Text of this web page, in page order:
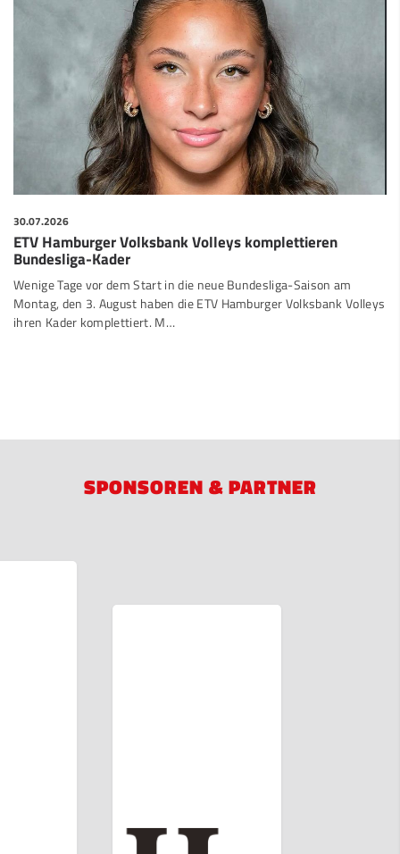
30.07.2026
ETV Hamburger Volksbank Volleys komplettieren
Bundesliga-Kader
Wenige Tage vor dem Start in die neue Bundesliga-Saison am
Montag, den 3. August haben die ETV Hamburger Volksbank Volleys
ihren Kader komplettiert. M…
SPONSOREN & PARTNER